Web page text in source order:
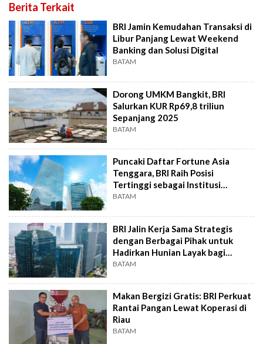
Berita Terkait
BRI Jamin Kemudahan Transaksi di
Libur Panjang Lewat Weekend
Banking dan Solusi Digital
BATAM
Dorong UMKM Bangkit, BRI
Salurkan KUR Rp69,8 triliun
Sepanjang 2025
BATAM
Puncaki Daftar Fortune Asia
Tenggara, BRI Raih Posisi
Tertinggi sebagai Institusi
Keuangan No.1
BATAM
BRI Jalin Kerja Sama Strategis
dengan Berbagai Pihak untuk
Hadirkan Hunian Layak bagi
Masyarakat
BATAM
Makan Bergizi Gratis: BRI Perkuat
Rantai Pangan Lewat Koperasi di
Riau
BATAM